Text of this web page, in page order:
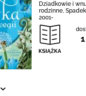
Dziadkowie i
rodzinne,
2001-